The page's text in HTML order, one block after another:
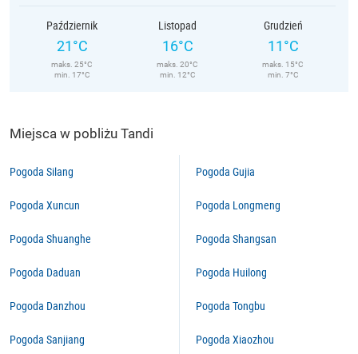
Październik
21°C
maks. 25°C
min. 17°C
Listopad
16°C
maks. 20°C
min. 12°C
Grudzień
11°C
maks. 15°C
min. 7°C
Miejsca w pobliżu Tandi
Pogoda Silang
Pogoda Xuncun
Pogoda Shuanghe
Pogoda Daduan
Pogoda Danzhou
Pogoda Sanjiang
Pogoda Gujia
Pogoda Longmeng
Pogoda Shangsan
Pogoda Huilong
Pogoda Tongbu
Pogoda Xiaozhou